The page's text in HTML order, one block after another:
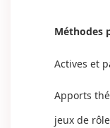
Méthodes
Actives et
Apports
jeux de